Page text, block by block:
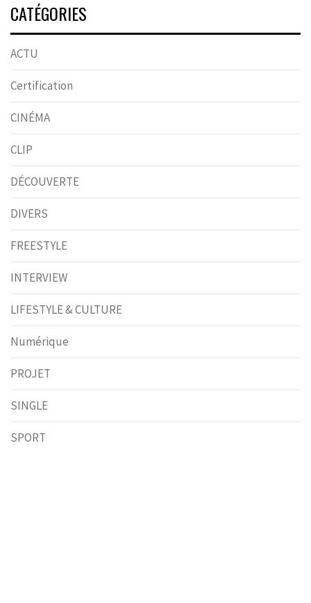
CATÉGORIES
ACTU
Certification
CINÉMA
CLIP
DÉCOUVERTE
DIVERS
FREESTYLE
INTERVIEW
LIFESTYLE & CULTURE
Numérique
PROJET
SINGLE
SPORT